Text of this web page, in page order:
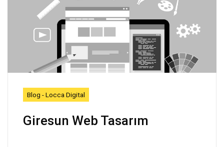
Blog - Locca Digital
Giresun Web Tasarım